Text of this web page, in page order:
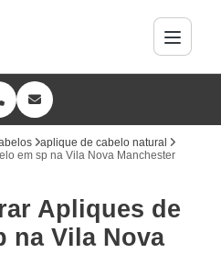
aplique de cabelo natural
em sp na Vila Nova Manchester
Apliques de
na Vila Nova